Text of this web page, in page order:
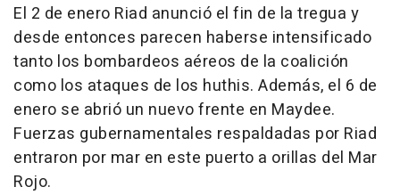
El 2 de enero Riad anunció el fin de la tregua y
desde entonces parecen haberse intensificado
tanto los bombardeos aéreos de la coalición
como los ataques de los huthis. Además, el 6 de
enero se abrió un nuevo frente en Maydee.
Fuerzas gubernamentales respaldadas por Riad
entraron por mar en este puerto a orillas del Mar
Rojo.